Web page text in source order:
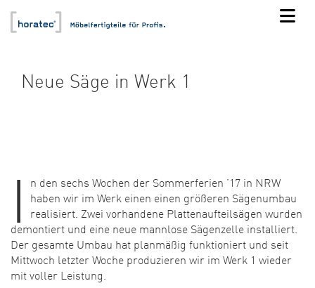
Neue Säge in Werk 1
I
n den sechs Wochen der Sommerferien ’17 in NRW
haben wir im Werk einen einen größeren Sägenumbau
realisiert. Zwei vorhandene Plattenaufteilsägen wurden
demontiert und eine neue mannlose Sägenzelle installiert.
Der gesamte Umbau hat planmäßig funktioniert und seit
Mittwoch letzter Woche produzieren wir im Werk 1 wieder
mit voller Leistung.